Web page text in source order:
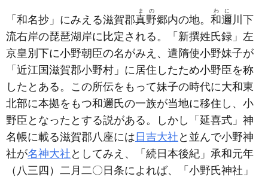
「和名抄」にみえる滋賀郡真野
まの
郷内の地。 和邇
わに
川下
流右岸の琵琶湖岸に比定される。「新撰姓氏録」左
京皇別下に小野朝臣の名がみえ、遣隋使小野妹子が
「近江国滋賀郡小野村」に居住したため小野臣を称
したとある。この所伝をもって妹子の時代に大和東
北部に本拠をもつ和邇氏の一族が当地に移住し、小
野臣となったとする説がある。しかし「延喜式」神
名帳に載る滋賀郡八座には 日吉大社 と並んで小野神
社が名神大社 としてみえ、「続日本後紀」承和元年
（八三四） 二月二〇日条によれば、「小野氏神社」